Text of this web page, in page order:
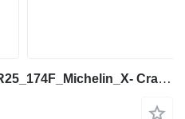
Michelin 445/95R25_16.00R25_174F_Michelin_X- Crane AT_TL_MPT_Kranreifen